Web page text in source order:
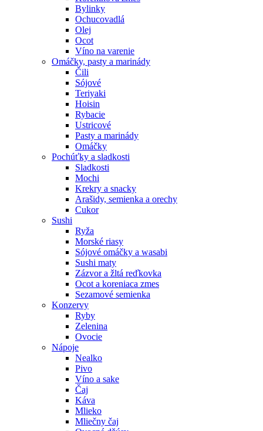
Bylinky
Ochucovadlá
Olej
Ocot
Víno na varenie
Omáčky, pasty a marinády
Čili
Sójové
Teriyaki
Hoisin
Rybacie
Ustricové
Pasty a marinády
Omáčky
Pochúťky a sladkosti
Sladkosti
Mochi
Krekry a snacky
Arašidy, semienka a orechy
Cukor
Sushi
Ryža
Morské riasy
Sójové omáčky a wasabi
Sushi maty
Zázvor a žltá reďkovka
Ocot a koreniaca zmes
Sezamové semienka
Konzervy
Ryby
Zelenina
Ovocie
Nápoje
Nealko
Pivo
Víno a sake
Čaj
Káva
Mlieko
Mliečny čaj